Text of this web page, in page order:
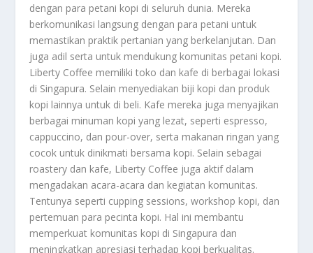
dengan para petani kopi di seluruh dunia. Mereka
berkomunikasi langsung dengan para petani untuk
memastikan praktik pertanian yang berkelanjutan. Dan
juga adil serta untuk mendukung komunitas petani kopi.
Liberty Coffee memiliki toko dan kafe di berbagai lokasi
di Singapura. Selain menyediakan biji kopi dan produk
kopi lainnya untuk di beli. Kafe mereka juga menyajikan
berbagai minuman kopi yang lezat, seperti espresso,
cappuccino, dan pour-over, serta makanan ringan yang
cocok untuk dinikmati bersama kopi. Selain sebagai
roastery dan kafe, Liberty Coffee juga aktif dalam
mengadakan acara-acara dan kegiatan komunitas.
Tentunya seperti cupping sessions, workshop kopi, dan
pertemuan para pecinta kopi. Hal ini membantu
memperkuat komunitas kopi di Singapura dan
meningkatkan apresiasi terhadap kopi berkualitas.